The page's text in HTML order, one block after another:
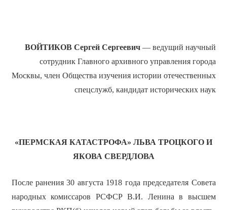
ВОЙТИКОВ Сергей Сергеевич— ведущий научный
сотрудник Главного архивного управления города
Москвы, член Общества изучения истории отечественных
спецслужб, кандидат исторических наук
«ПЕРМСКАЯ КАТАСТРОФА» ЛЬВА ТРОЦКОГО И
ЯКОВА СВЕРДЛОВА
После ранения 30 августа 1918 года председателя Совета
народных комиссаров РСФСР В.И. Ленина в высшем